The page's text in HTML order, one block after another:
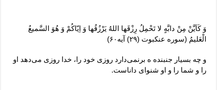
وَ کَاَیَّنْ مِنْ دابَّهٍ لا تَحْمِلُ رِزْقَها اللهُ یَرْزُقُها وَ اِیّاکُمْ وَ هُوَ السَّمیعُ
الْعَلیمُ (سوره عنکبوت (۲۹) آیه۶۰)
و چه بسیار جنبنده ه برنمی‌دارد روزی خود را، خدا روزی می‌دهد او
را و شما را و او شنوای داناست.